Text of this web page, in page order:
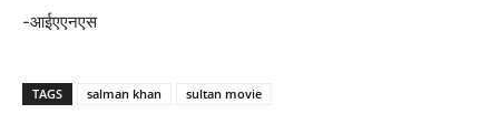
-आईएएनएस
TAGS salman khan sultan movie